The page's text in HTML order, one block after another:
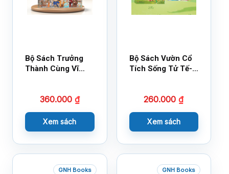
Bộ Sách Trưởng
Thành Cùng Vĩ
360.000 ₫
Xem sách
Bộ Sách Vườn Cổ
Tích Sống Tử Tế-
260.000₫
Xem sách
GNH Books GNH Books